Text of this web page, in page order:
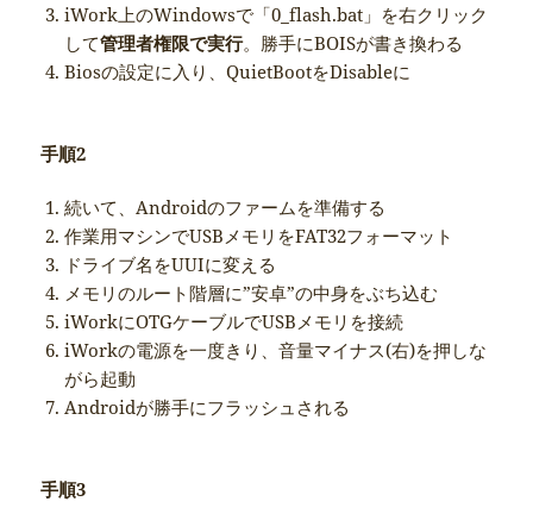
iWork上のWindowsで「0_flash.bat」を右クリック
して管理者権限で実行。勝手にBOISが書き換わる
Biosの設定に入り、QuietBootをDisableに
手順2
続いて、Androidのファームを準備する
作業用マシンでUSBメモリをFAT32フォーマット
ドライブ名をUUIに変える
メモリのルート階層に”安卓”の中身をぶち込む
iWorkにOTGケーブルでUSBメモリを接続
iWorkの電源を一度きり、音量マイナス(右)を押しな
がら起動
Androidが勝手にフラッシュされる
手順3